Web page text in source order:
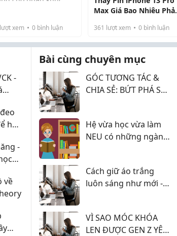
sử dụng lâu
Ngay từ thiết kế, máy
giữ ngôn n...
lượt xem 0 bình luận
Max Giá Bao Nhiêu Phải
361 lượt xem 0bình luận
-
hợp
-
về
Bài cùng chuyên mục
GÓC TƯƠNG TÁC &
CHIA SẺ: BỨT PHÁ SỰ
TRÊN TIMVIEC365!
Hệ vừa học vừa làm
NEU có những ngành
Cách giữ áo trắng
luôn sáng như mới -
VÌ SAO MÓC KHÓA
LEN ĐƯỢC GEN Z YÊU